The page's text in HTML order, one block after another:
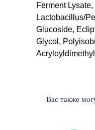
Ferment
Lactobacillus/
Glucoside,
Glycol,
Вас также